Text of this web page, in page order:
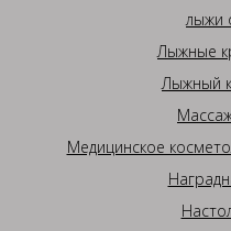
лыжи
Лыжные
Лыжный
Медицинское